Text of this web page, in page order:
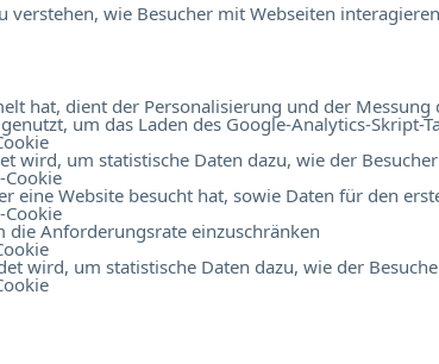
verstehen, wie Besucher mit Webseiten
hat, dient der Personalisierung und der
um das Laden des Google-Analytics-Skript-
wird, um statistische Daten dazu, wie der
Cookie
eine Website besucht hat, sowie Daten für den
Cookie
Anforderungsrate einzuschränken
wird, um statistische Daten dazu, wie der